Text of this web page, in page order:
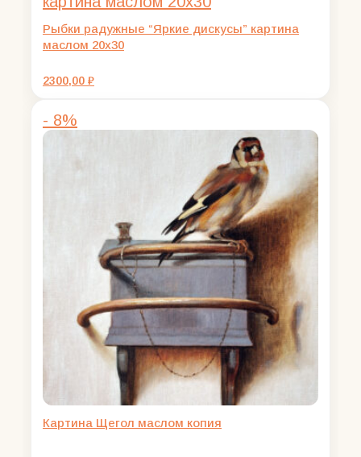
Рыбки радужные “Яркие дискусы” картина
маслом 20х30
2300,00 ₽
- 8%
Картина Щегол маслом копия